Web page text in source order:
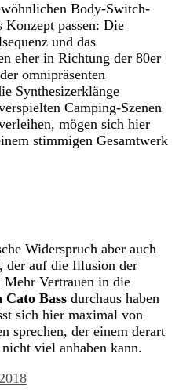
Body-Switch-
Konzept passen: Die
und das
eher in Richtung der 80er
omnipräsenten
Synthesizerklänge
Camping-Szenen
mögen sich hier
stimmigen Gesamtwerk
Widerspruch aber auch
der auf die Illusion der
Vertrauen in die
Cato Bass durchaus haben
sich hier maximal von
sprechen, der einem derart
viel anhaben kann.